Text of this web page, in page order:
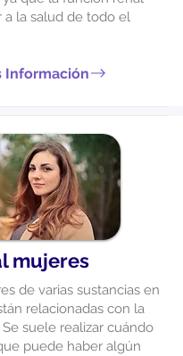
a la salud de todo el
Información
mujeres
de varias sustancias en
relacionadas con la
suele realizar cuándo
puede haber algún